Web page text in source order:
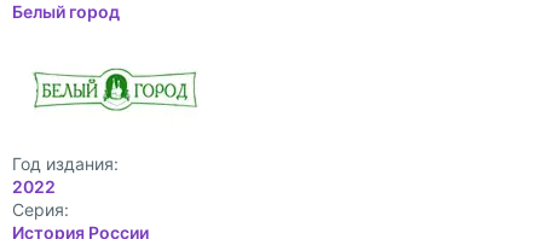
Белый город
Год издания:
2022
Cерия:
История России